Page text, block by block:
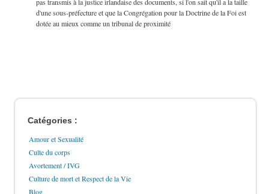
d'une sous-préfecture et que la Congrégation pour la Doctrine de la Foi est
dotée au mieux comme un tribunal de proximité
Catégories :
Amour et Sexualité
Culte du corps
Avortement / IVG
Culture de mort et Respect de la Vie
Blog